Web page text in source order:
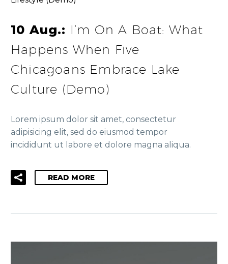
10 Aug.: I’m On A Boat: What
Happens When Five
Chicagoans Embrace Lake
Culture (Demo)
Lorem ipsum dolor sit amet, consectetur
adipisicing elit, sed do eiusmod tempor
incididunt ut labore et dolore magna aliqua.
READ MORE